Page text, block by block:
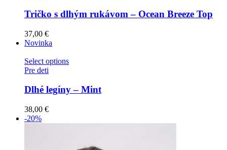
Tričko s dlhým rukávom – Ocean Breeze Top
37,00 €
Novinka
Select options
Pre deti
Dlhé legíny – Mint
38,00 €
-20%